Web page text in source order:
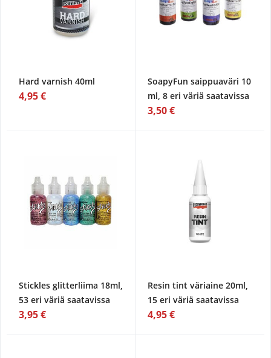
Hard varnish 40ml
4,95 €
SoapyFun saippuaväri 10
ml, 8 eri väriä saatavissa
3,50 €
Stickles glitterliima 18ml,
53 eri väriä saatavissa
3,95 €
Resin tint väriaine 20ml,
15 eri väriä saatavissa
4,95 €